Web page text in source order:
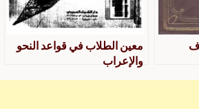
معين الطلاب في قواعد النحو
والإعراب